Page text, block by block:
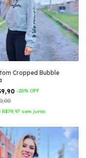
Cropped Bubble
-20% OFF
R$79,97 sem juros